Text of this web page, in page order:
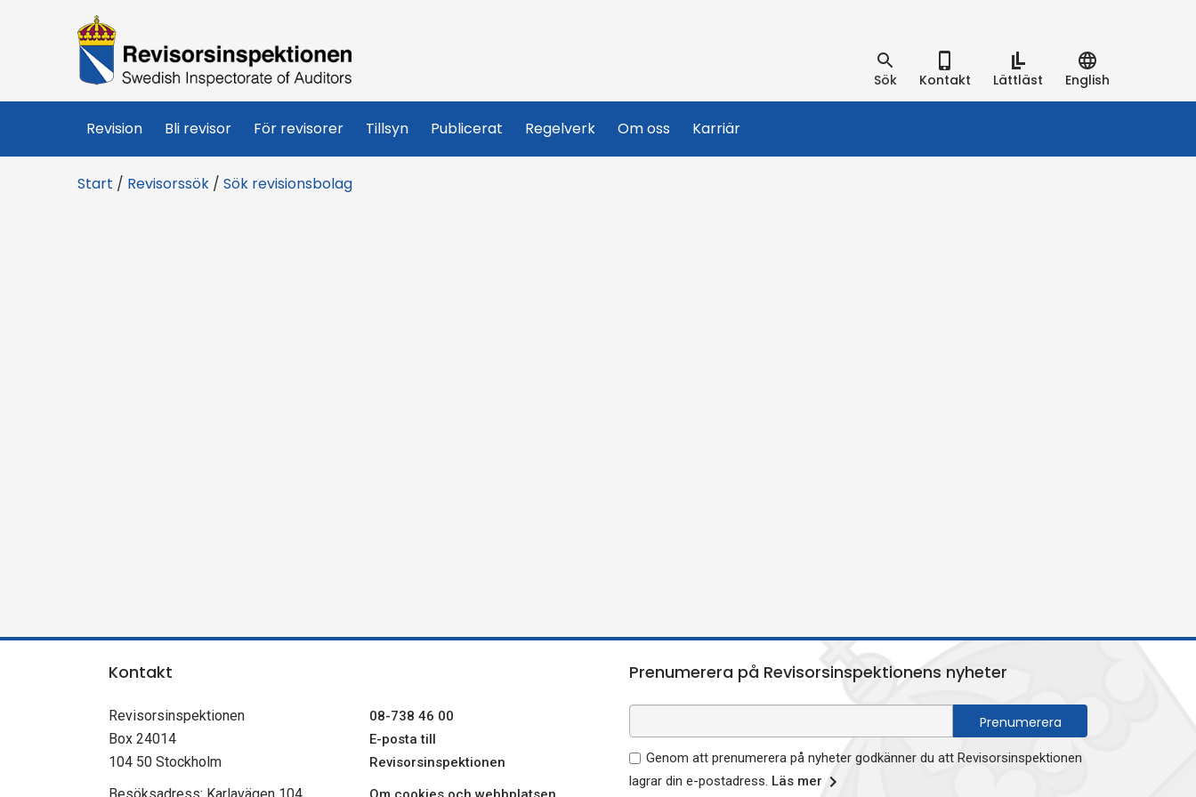
R
e
v
i
Sök Kontakt Lättläst English
Revision Bli revisor För revisorer Tillsyn Publicerat Regelverk Om oss Karriär
Start / Revisorssök / Sök revisionsbolag
Kontakt
Revisorsinspektionen
Box 24014
104 50 Stockholm
08-738 46 00
E-posta till
Revisorsinspektionen
Prenumerera på Revisorsinspektionens nyheter
Genom att prenumerera på nyheter godkänner du att Revisorsinspektionen
lagrar din e-postadress. Läs mer